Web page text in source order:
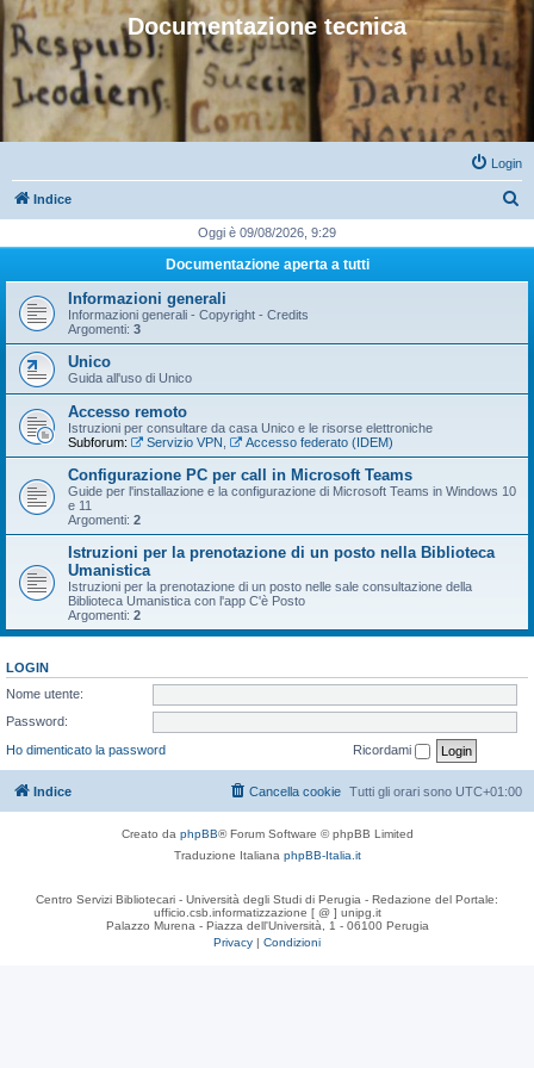
Documentazione tecnica
Login
Indice
c
Oggi è 09/08/2026, 9:29
Documentazione aperta a tutti
Informazioni generali
Informazioni generali - Copyright - Credits
Argomenti: 3
Unico
Guida all'uso di Unico
Accesso remoto
Istruzioni per consultare da casa Unico e le risorse elettroniche
Subforum:
Servizio VPN Accesso federato (IDEM)
Configurazione PC per call in Microsoft Teams
Guide per l'installazione e la configurazione di Microsoft Teams in Windows 10
e 11
Argomenti: 2
Istruzioni per la prenotazione di un posto nella Biblioteca
Umanistica
Istruzioni per la prenotazione di un posto nelle sale consultazione della
Biblioteca Umanistica con l'app C'è Posto
Argomenti: 2
LOGIN
Nome utente:
Password:
Ho dimenticato la password
Ricordami
Indice Tutti gli orari sono UTC+01:00
Cancella cookie
Creato da phpBB® Forum Software © phpBB Limited
Traduzione Italiana phpBB-Italia.it
Centro Servizi Bibliotecari - Università degli Studi di Perugia - Redazione del Portale:
ufficio.csb.informatizzazione [ @ ] unipg.it
Palazzo Murena - Piazza dell'Università, 1 - 06100 Perugia
Privacy | Condizioni